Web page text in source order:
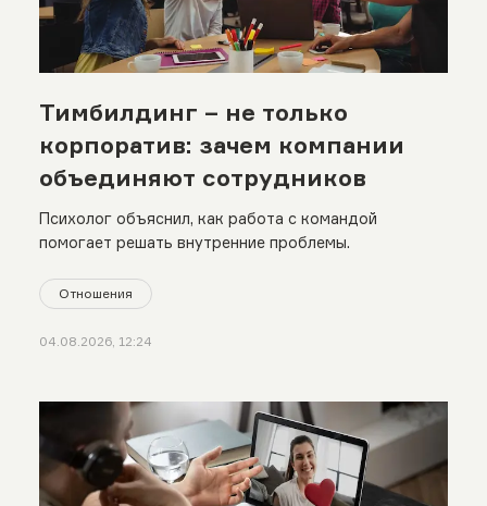
Тимбилдинг – не только
корпоратив: зачем компании
объединяют сотрудников
Психолог объяснил, как работа с командой
помогает решать внутренние проблемы.
Отношения
04.08.2026, 12:24